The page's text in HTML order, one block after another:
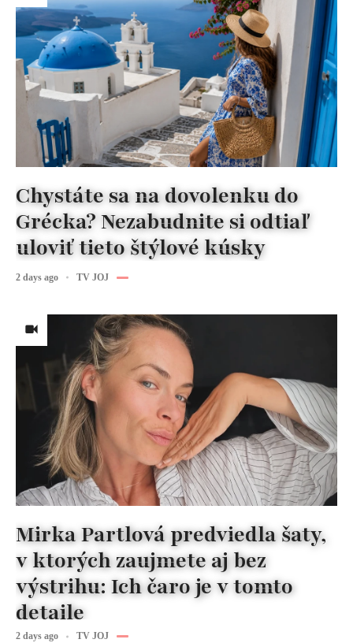
Chystáte sa na dovolenku do
Grécka? Nezabudnite si odtiaľ
uloviť tieto štýlové kúsky
2 days ago TV JOJ
Mirka Partlová predviedla šaty,
v ktorých zaujmete aj bez
výstrihu: Ich čaro je v tomto
detaile
2 days ago TV JOJ